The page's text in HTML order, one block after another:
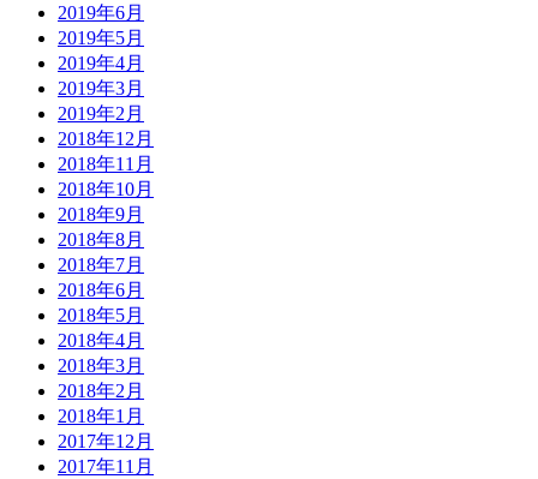
2019年6月
2019年5月
2019年4月
2019年3月
2019年2月
2018年12月
2018年11月
2018年10月
2018年9月
2018年8月
2018年7月
2018年6月
2018年5月
2018年4月
2018年3月
2018年2月
2018年1月
2017年12月
2017年11月